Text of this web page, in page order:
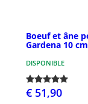
Boeuf et âne
Gardena 10 cm
DISPONIBLE
€ 51,90